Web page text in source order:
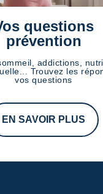
questions
prévention
addictions,
Trouvez les
vos questions
EN SAVOIR PLUS